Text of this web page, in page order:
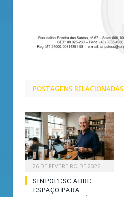
POSTAGENS RELACIONADAS
26 DE FEVEREIRO DE 2026
SINPOFESC ABRE
ESPAÇO PARA